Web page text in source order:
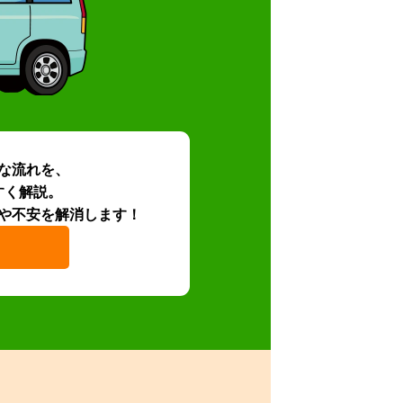
流れを、
解説。
不安を解消します！